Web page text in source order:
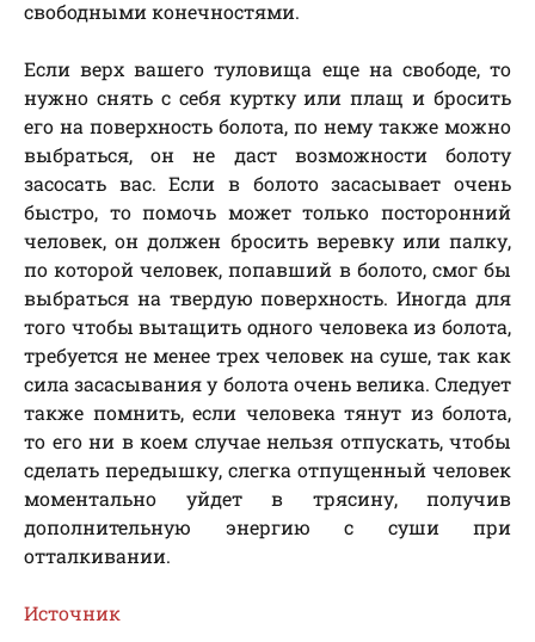
свободными конечностями.
Если верх вашего туловища еще на свободе, то
нужно снять с себя куртку или плащ и бросить
его на поверхность болота, по нему также можно
выбраться, он не даст возможности болоту
засосать вас. Если в болото засасывает очень
быстро, то помочь может только посторонний
человек, он должен бросить веревку или палку,
по которой человек, попавший в болото, смог бы
выбраться на твердую поверхность. Иногда для
того чтобы вытащить одного человека из болота,
требуется не менее трех человек на суше, так как
сила засасывания у болота очень велика. Следует
также помнить, если человека тянут из болота,
то его ни в коем случае нельзя отпускать, чтобы
сделать передышку, слегка отпущенный человек
моментально уйдет в трясину, получив
дополнительную энергию с суши при
отталкивании.
Источник